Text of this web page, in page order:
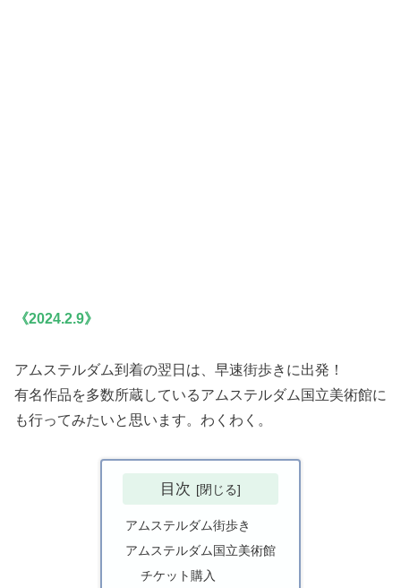
《2024.2.9》
アムステルダム到着の翌日は、早速街歩きに出発！
有名作品を多数所蔵しているアムステルダム国立美術館に
も行ってみたいと思います。わくわく。
目次
アムステルダム街歩き
アムステルダム国立美術館
チケット購入